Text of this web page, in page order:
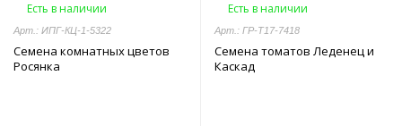
Есть в наличии
Арт.: ИПГ-КЦ-1-5322
Семена комнатных цветов
Росянка
Есть в наличии
Арт.: ГР-Т17-7418
Семена томатов Леденец и
Каскад